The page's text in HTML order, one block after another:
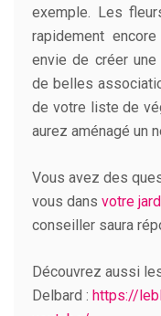
exemple. Les
rapidement
envie de créer
de belles
de votre liste de
aurez aménagé un
Vous avez des
vous dans votre
conseiller saura
Découvrez aussi
Delbard : https://